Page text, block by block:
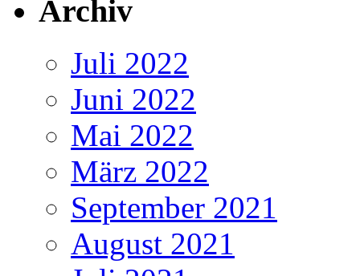
Archiv
Juli 2022
Juni 2022
Mai 2022
März 2022
September 2021
August 2021